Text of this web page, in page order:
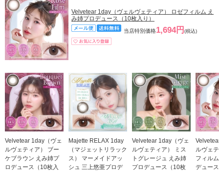
Velvetear 1day（ヴェルヴェティア） ロゼフィルム え
み姉プロデュース（10枚入り）
当店特別価格1,694円 (税込)
Velvetear 1day（ヴェ
ルヴェティア） ブー
ケブラウン えみ姉プ
ロデュース（10枚入
Majette RELAX 1day
（マジェットリラック
ス） マーメイドアッ
シュ 三上悠亜プロデ
Velvetear 1day（ヴェ
ルヴェティア） ミス
トグレージュ えみ姉
プロデュース（10枚
ルヴェ
フィル
デュー